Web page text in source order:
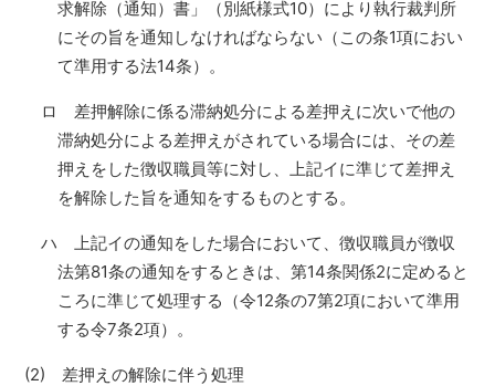
求解除（通知）書」（別紙様式10）により執行裁判所
にその旨を通知しなければならない（この条1項におい
て準用する法14条）。
ロ 差押解除に係る滞納処分による差押えに次いで他の
滞納処分による差押えがされている場合には、その差
押えをした徴収職員等に対し、上記イに準じて差押え
を解除した旨を通知をするものとする。
ハ 上記イの通知をした場合において、徴収職員が徴収
法第81条の通知をするときは、第14条関係2に定めると
ころに準じて処理する（令12条の7第2項において準用
する令7条2項）。
(2) 差押えの解除に伴う処理